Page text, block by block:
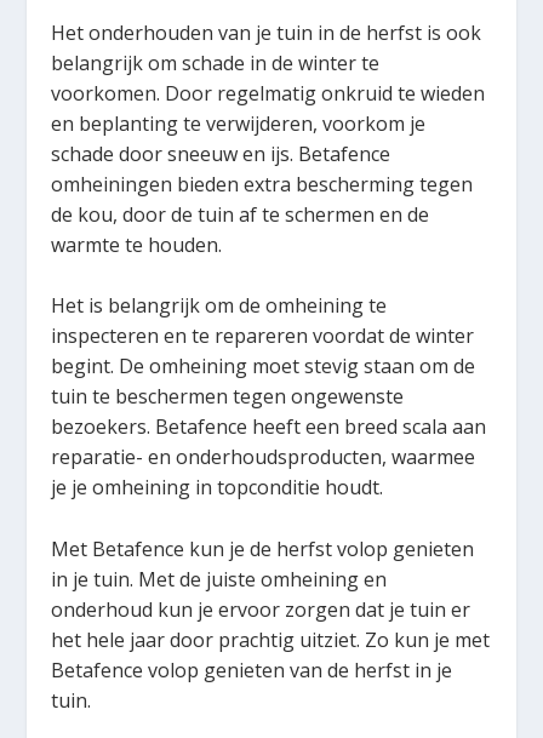
Het onderhouden van je tuin in de herfst is ook
belangrijk om schade in de winter te
voorkomen. Door regelmatig onkruid te wieden
en beplanting te verwijderen, voorkom je
schade door sneeuw en ijs. Betafence
omheiningen bieden extra bescherming tegen
de kou, door de tuin af te schermen en de
warmte te houden.
Het is belangrijk om de omheining te
inspecteren en te repareren voordat de winter
begint. De omheining moet stevig staan om de
tuin te beschermen tegen ongewenste
bezoekers. Betafence heeft een breed scala aan
reparatie- en onderhoudsproducten, waarmee
je je omheining in topconditie houdt.
Met Betafence kun je de herfst volop genieten
in je tuin. Met de juiste omheining en
onderhoud kun je ervoor zorgen dat je tuin er
het hele jaar door prachtig uitziet. Zo kun je met
Betafence volop genieten van de herfst in je
tuin.